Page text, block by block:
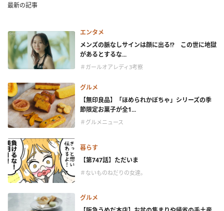
最新の記事
エンタメ
メンズの脈なしサインは顔に出る!? この世に地獄
があるとするな...
＃ガールオアレディ3考察
グルメ
【無印良品】「ほめられかぼちゃ」シリーズの季
節限定お菓子が全1...
＃グルメニュース
暮らす
【第747話】ただいま
＃ないものねだりの女達。
グルメ